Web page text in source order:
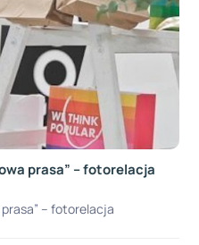
prasa” – fotorelacja
– fotorelacja